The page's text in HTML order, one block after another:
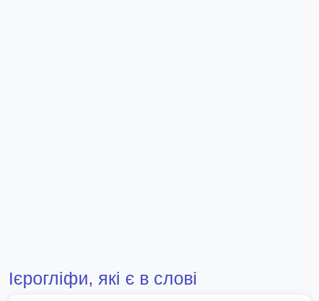
Ієрогліфи, які є в слові